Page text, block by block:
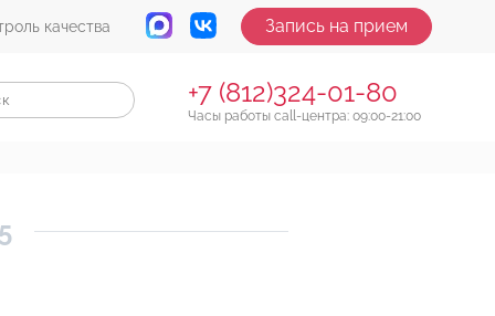
качества Запись на прием
+7 (812)324-01-80
Часы работы call-центра: 09:00-21:00